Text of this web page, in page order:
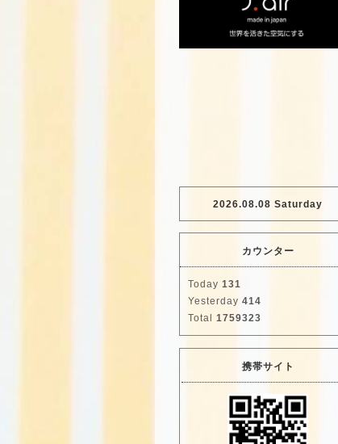
2026.08.08 Saturday
カウンター
Today 131
Yesterday 414
Total 1759323
携帯サイト